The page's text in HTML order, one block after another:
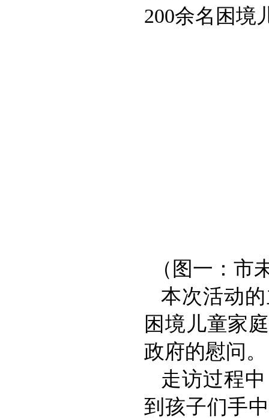
200余名困境
（图一：市
本次活动
困境儿童家
政府的慰问。
走访过程
到孩子们手